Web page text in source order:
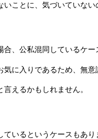
ことに、気づいていない
、公私混同しているケー
に入りであるため、無意
えるかもしれません。
いるというケースもあり